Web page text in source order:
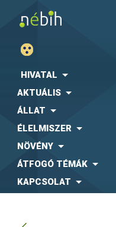
HIVATAL
AKTUÁLIS
ÁLLAT
ÉLELMISZER
NÖVÉNY
ÁTFOGÓ TÉMÁK
KAPCSOLAT